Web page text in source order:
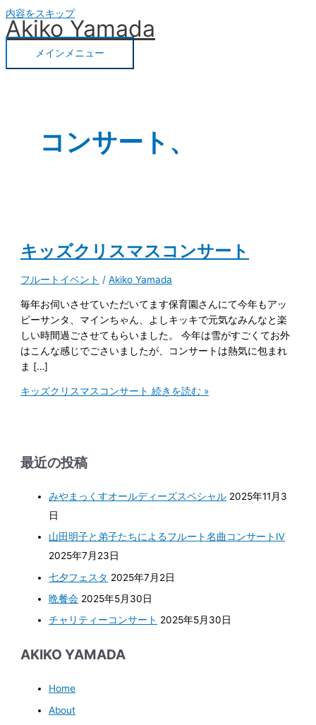
内容をスキップ
Akiko Yamada
メインメニュー
コンサート、
キッズクリスマスコンサート
フルートイベント /Akiko Yamada
毎年お伺いさせていただいてます保育園さんにて今年もアッ
ピーサンタ、マインちゃん、よしキッキで元気なみんなと楽
しい時間過ごさせてもらいました。 今年は雪がすごくてお外
はこんな感じでごさいましたが、コンサートは熱気に包まれ
ま […]
キッズクリスマスコンサート 続きを読む »
最近の投稿
みやまっくすオールディーズスペシャル 2025年11月3
日
山田明子と弟子たちによるフルート名曲コンサートⅣ
2025年7月23日
七夕フェスタ 2025年7月2日
晩餐会 2025年5月30日
チャリティーコンサート 2025年5月30日
AKIKO YAMADA
Home
About